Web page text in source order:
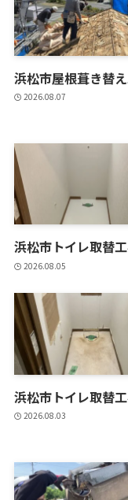
浜松市屋根葺き替
2026.08.07
浜松市トイレ取替
2026.08.05
浜松市トイレ取替
2026.08.03